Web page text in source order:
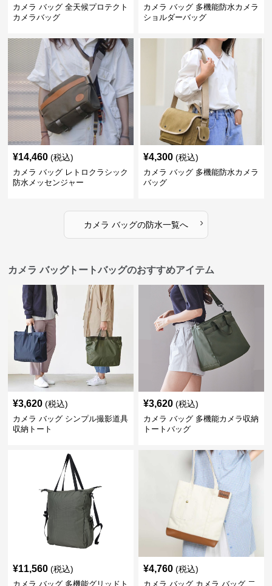
カメラ バッグ 全天候プロテクト
カメラバッグ
カメラ バッグ 多機能防水カメラ
ショルダーバッグ
¥14,460 (税込)
カメラ バッグ レトロクラシック
防水メッセンジャー
¥4,300 (税込)
カメラ バッグ 多機能防水カメラ
バッグ
カメラ バッグの防水一覧へ ›
カメラ バッグトートバッグのおすすめアイテム
¥3,620 (税込)
カメラ バッグ シンプル撮影道具
収納トート
¥3,620 (税込)
カメラ バッグ 多機能カメラ収納
トートバッグ
¥11,560 (税込)
カメラ バッグ 多機能グリッドト
¥4,760 (税込)
カメラ バッグ カメラ バッグ 二